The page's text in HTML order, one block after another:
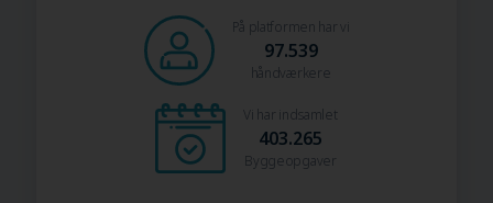
På platformen har vi
97.539
håndværkere
Vi har indsamlet
403.265
Byggeopgaver